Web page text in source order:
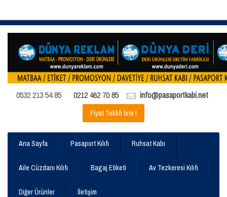
0532 213 54 85 0212 462 70 85 info@pasaportkabi.net
Fiyat Teklifi İste !
Ana Sayfa Pasaport Kılıfı Ruhsat Kabı
Aile Cüzdanı Kılıfı Bagaj Etiketi Av Tezkeresi Kılıfı
Diğer Ürünler İletişim